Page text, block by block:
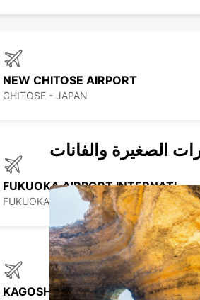
NEW CHITOSE AIRPORT
CHITOSE - JAPAN
FUKUOKA AIRPORT INTERNATIONAL TERMINAL
FUKUOKA - JAPAN
KAGOSHIMA AIRPORT
الصغيرة والفانات